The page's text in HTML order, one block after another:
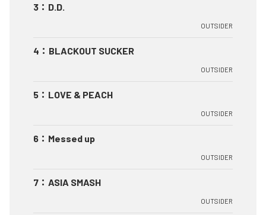
3 ： D.D.
OUTSIDER
4 ： BLACKOUT SUCKER
OUTSIDER
5 ： LOVE & PEACH
OUTSIDER
6 ： Messed up
OUTSIDER
7 ： ASIA SMASH
OUTSIDER